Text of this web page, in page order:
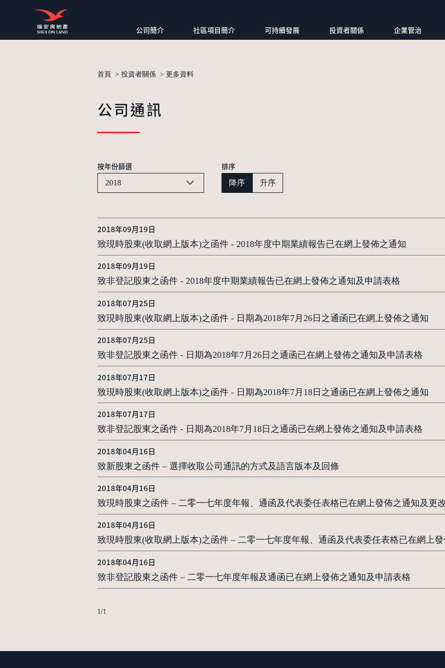
公司簡介 社區項目簡介 可持續發展 投資者關係 企業管治
首頁 > 投資者關係 > 更多資料
公司通訊
按年份篩選
2018
排序
降序 升序
2018年09月19日
致現時股東(收取網上版本)之函件 - 2018年度中期業績報告已在網上發佈之通知
2018年09月19日
致非登記股東之函件 - 2018年度中期業績報告已在網上發佈之通知及申請表格
2018年07月25日
致現時股東(收取網上版本)之函件 - 日期為2018年7月26日之通函已在網上發佈之通知
2018年07月25日
致非登記股東之函件 - 日期為2018年7月26日之通函已在網上發佈之通知及申請表格
2018年07月17日
致現時股東(收取網上版本)之函件 - 日期為2018年7月18日之通函已在網上發佈之通知
2018年07月17日
致非登記股東之函件 - 日期為2018年7月18日之通函已在網上發佈之通知及申請表格
2018年04月16日
致新股東之函件 – 選擇收取公司通訊的方式及語言版本及回條
2018年04月16日
致現時股東之函件 – 二零一七年度年報、通函及代表委任表格已在網上發佈之通知及更
2018年04月16日
致現時股東(收取網上版本)之函件 – 二零一七年度年報、通函及代表委任表格已在網上
2018年04月16日
致非登記股東之函件 – 二零一七年度年報及通函已在網上發佈之通知及申請表格
1/1